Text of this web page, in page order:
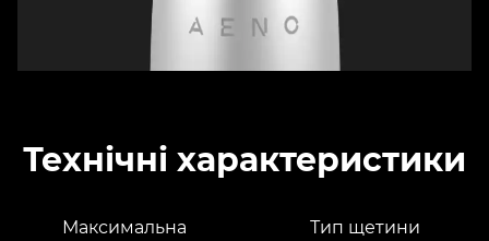
Технічні характеристики
Максимальна
Тип щетини